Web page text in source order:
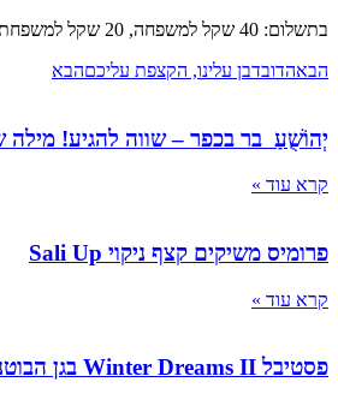
בתשלום: 40 שקל למשפחה, 20 שקל למשפחת מנויים באי-ירוק.
הבאהדובדבן עלינו, הקצפת עליכםהבא
יְהוֹשֻׁעַ בר בכפר – שווה להגיע!
קרא עוד »
פרומיס משיקים קצף ניקוי Sali Up
קרא עוד »
פסטיבל Winter Dreams II בגן הבוטני